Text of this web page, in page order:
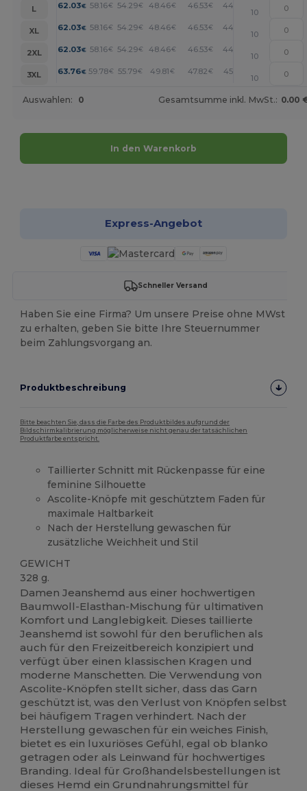
L
62.03€ 58.16€ 54.29€ 48.46€ 46.53€ 44.59
10
XL
62.03€ 58.16€ 54.29€ 48.46€ 46.53€ 44.59
10
2XL
62.03€ 58.16€ 54.29€ 48.46€ 46.53€ 44.59
10
3XL
63.76€ 59.78€ 55.79€ 49.81 € 47.82 € 45.82
10
Auswahlen: 0 Gesamtsumme inkl. MwSt.: 0.00
In den Warenkorb
Express-Angebot
Schneller Versand
Haben Sie eine Firma? Um unsere Preise ohne MWst
zu erhalten, geben Sie bitte Ihre Steuernummer
beim Zahlungsvorgang an.
Produktbeschreibung
Bitte beachten Sie, dass die Farbe des Produktbildes aufgrund der
Bildschirmkalibrierung möglicherweise nicht genau der tatsächlichen
Produktfarbe entspricht.
Taillierter Schnitt mit Rückenpasse für eine
feminine Silhouette
Ascolite-Knöpfe mit geschütztem Faden für
maximale Haltbarkeit
Nach der Herstellung gewaschen für
zusätzliche Weichheit und Stil
GEWICHT
328 g.
Damen Jeanshemd aus einer hochwertigen
Baumwoll-Elasthan-Mischung für ultimativen
Komfort und Langlebigkeit. Dieses taillierte
Jeanshemd ist sowohl für den beruflichen als
auch für den Freizeitbereich konzipiert und
verfügt über einen klassischen Kragen und
moderne Manschetten. Die Verwendung von
Ascolite-Knöpfen stellt sicher, dass das Garn
geschützt ist, was den Verlust von Knöpfen selbst
bei häufigem Tragen verhindert. Nach der
Herstellung gewaschen für ein weiches Finish,
bietet es ein luxuriöses Gefühl, egal ob blanko
getragen oder als Leinwand für hochwertiges
Branding. Ideal für Großhandelsbestellungen ist
dieses Hemd ein Grundnahrungsmittel für